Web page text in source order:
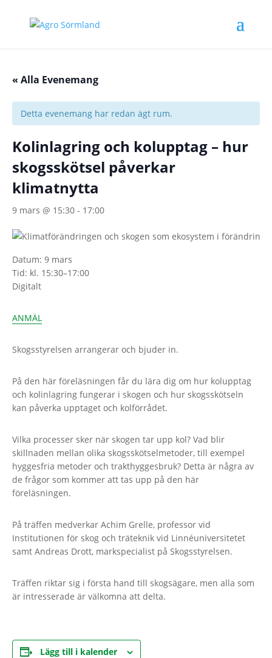
« Alla Evenemang
Detta evenemang har redan ägt rum.
Kolinlagring och kolupptag – hur
skogsskötsel påverkar
klimatnytta
9 mars @ 15:30 - 17:00
Datum: 9 mars
Tid: kl. 15:30–17:00
Digitalt
ANMÄL
Skogsstyrelsen arrangerar och bjuder in.
På den här föreläsningen får du lära dig om hur kolupptag
och kolinlagring fungerar i skogen och hur skogsskötseln
kan påverka upptaget och kolförrådet.
Vilka processer sker när skogen tar upp kol? Vad blir
skillnaden mellan olika skogsskötselmetoder, till exempel
hyggesfria metoder och trakthyggesbruk? Detta är några av
de frågor som kommer att tas upp på den här
föreläsningen.
På träffen medverkar Achim Grelle, professor vid
Institutionen för skog och träteknik vid Linnéuniversitetet
samt Andreas Drott, markspecialist på Skogsstyrelsen.
Träffen riktar sig i första hand till skogsägare, men alla som
är intresserade är välkomna att delta.
Lägg till i kalender